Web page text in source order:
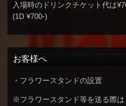
入場時のドリンクチケット代は
(1D ¥700-)
お客様へ
・フラワースタンドの設置
※フラワースタンド等を送る際